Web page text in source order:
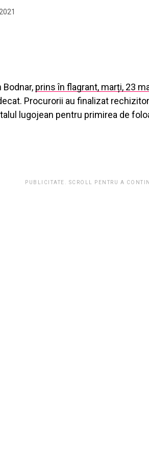
Bodnar, prins în flagrant, marți, 23
Procurorii au finalizat
lugojean pentru primirea de
PUBLICITATE. SCROLL PENTRU A